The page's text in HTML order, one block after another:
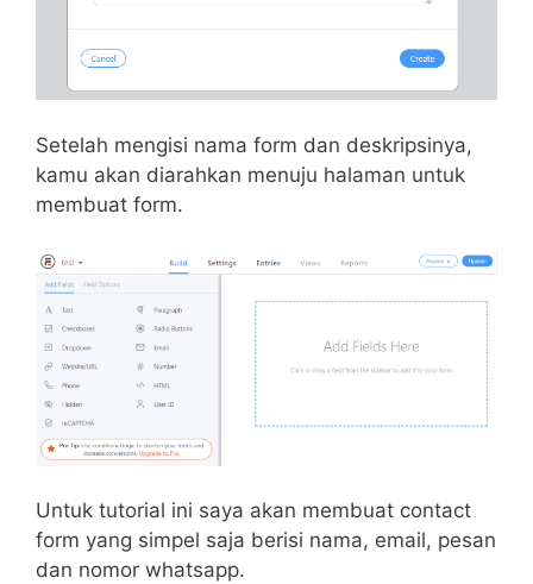
Setelah mengisi nama form dan deskripsinya,
kamu akan diarahkan menuju halaman untuk
membuat form.
Untuk tutorial ini saya akan membuat contact
form yang simpel saja berisi nama, email, pesan
dan nomor whatsapp.